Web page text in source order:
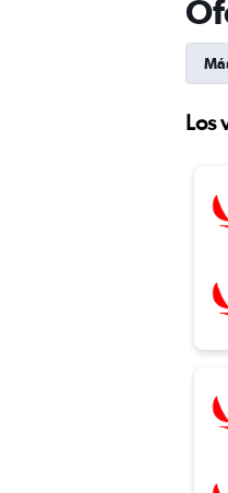
Los